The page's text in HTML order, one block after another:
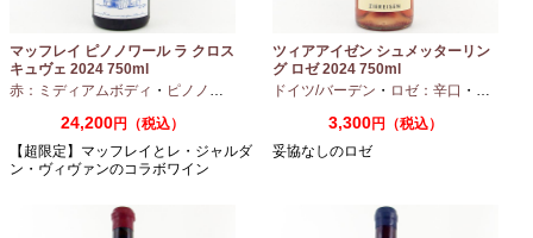
マッフレイ ピノノワール ラ クロス
キュヴェ 2024 750ml
赤：ミディアムボディ ・ ピノノワール
24,200円（税込）
【超限定】マッフレイとレ・ジャルダ
ン・ヴィヴァンのコラボワイン
ツィアアイゼン シュメッターリン
グ ロゼ 2024 750ml
ドイツ/バーデン ・ ロゼ：辛口 ・ ピノノ
3,300円（税込）
妥協なしのロゼ